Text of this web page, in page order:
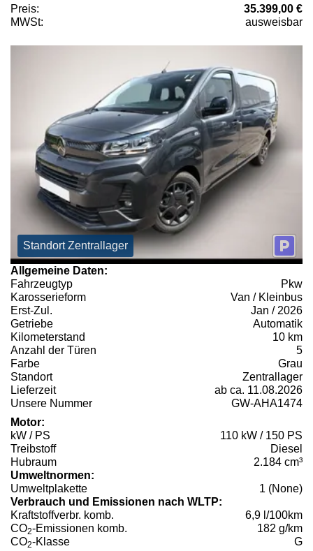
Preis:
35.399,00 €
MWSt:
ausweisbar
Standort Zentrallager
Allgemeine Daten:
Fahrzeugtyp
Pkw
Karosserieform
Van / Kleinbus
Erst-Zul.
Jan / 2026
Getriebe
Automatik
Kilometerstand
10 km
Anzahl der Türen
5
Farbe
Grau
Standort
Zentrallager
Lieferzeit
ab ca. 11.08.2026
Unsere Nummer
GW-AHA1474
Motor:
kW / PS
110 kW / 150 PS
Treibstoff
Diesel
Hubraum
2.184 cm³
Umweltnormen:
Umweltplakette
1 (None)
Verbrauch und Emissionen nach WLTP:
Kraftstoffverbr. komb.
6,9 l/100km
CO2-Emissionen komb.
182 g/km
CO2-Klasse G